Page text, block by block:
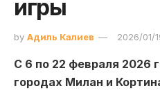
игры
by Адиль Калиев 2026/01/
С 6 по 22 февраля 2026
городах Милан и